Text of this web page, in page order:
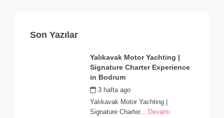
Son Yazılar
Yalıkavak Motor Yachting |
Signature Charter Experience
in Bodrum
3 hafta ago
Yalıkavak Motor Yachting |
Signature Charter... Devamı